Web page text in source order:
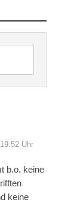
Uhr
b.o. keine
keine